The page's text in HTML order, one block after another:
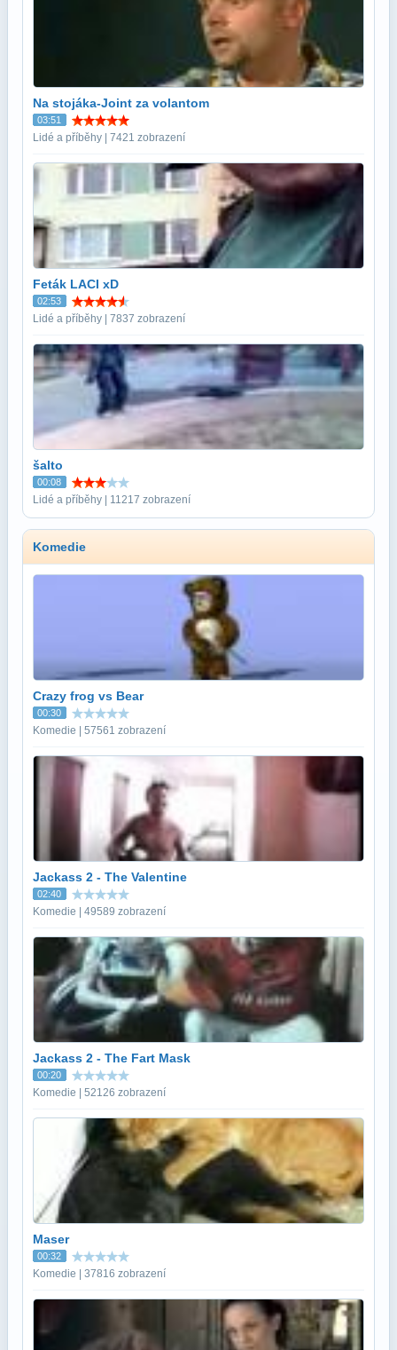
Na stojáka-Joint za volantom
03:51
Lidé a příběhy | 7421 zobrazení
Feták LACI xD
02:53
Lidé a příběhy | 7837 zobrazení
šalto
00:08
Lidé a příběhy | 11217 zobrazení
Komedie
Crazy frog vs Bear
00:30
Komedie | 57561 zobrazení
Jackass 2 - The Valentine
02:40
Komedie | 49589 zobrazení
Jackass 2 - The Fart Mask
00:20
Komedie | 52126 zobrazení
Maser
00:32
Komedie | 37816 zobrazení